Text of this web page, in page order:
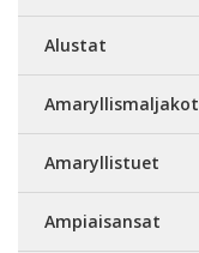
Alustat
Amaryllismaljakot
Amaryllistuet
Ampiaisansat